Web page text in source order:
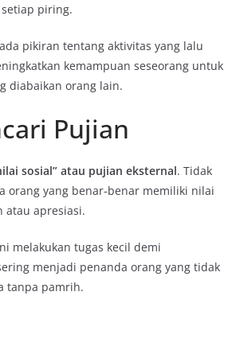
piring.
pikiran tentang aktivitas yang lalu
kemampuan seseorang untuk
diabaikan orang lain.
Pujian
sosial” atau pujian eksternal. Tidak
orang yang benar-benar memiliki nilai
atau apresiasi.
melakukan tugas kecil demi
menjadi penanda orang yang tidak
tanpa pamrih.